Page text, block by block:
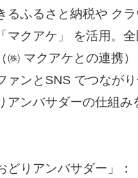
るふるさと納税や ク
マクアケ」 を活用。
㈱ マクアケとの連携）
ァンとSNS でつながり
アンバサダーの仕組み
りアンバサダー」：